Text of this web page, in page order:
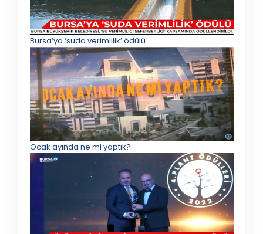
Bursa’ya ‘suda verimlilik’ ödülü
Ocak ayında ne mi yaptık?